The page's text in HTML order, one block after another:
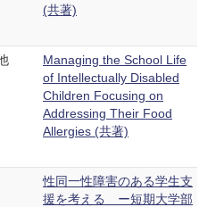
(共著)
Managing the School Life
of Intellectually Disabled
Children Focusing on
Addressing Their Food
Allergies (共著)
性同一性障害のある学生支
援を考える ー短期大学部